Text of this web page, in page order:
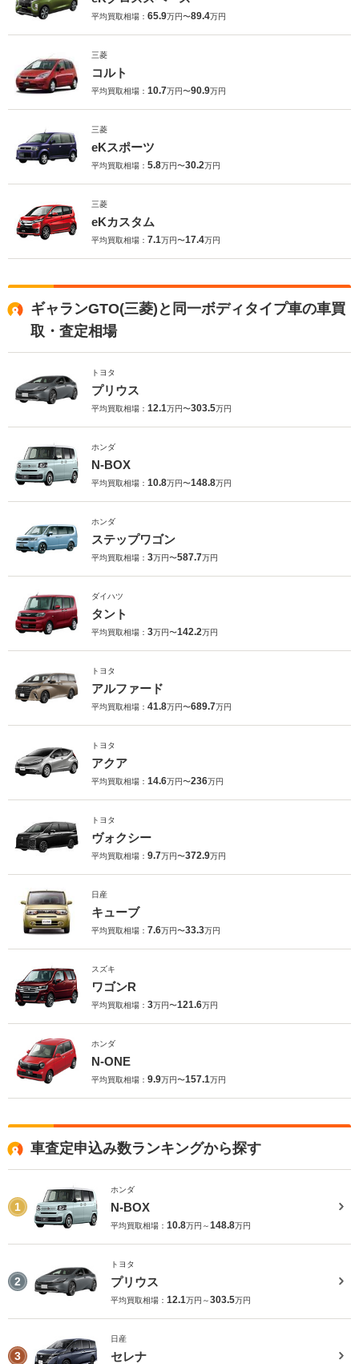
平均買取相場： 65.9万円〜89.4万円
三菱
コルト
平均買取相場： 10.7万円〜90.9万円
三菱
eKスポーツ
平均買取相場： 5.8万円〜30.2万円
三菱
eKカスタム
平均買取相場： 7.1万円〜17.4万円
ギャランGTO(三菱)と同一ボディタイプ車の車買
取・査定相場
トヨタ
プリウス
平均買取相場： 12.1万円〜303.5万円
ホンダ
N-BOX
平均買取相場： 10.8万円〜148.8万円
ホンダ
ステップワゴン
平均買取相場： 3万円〜587.7万円
ダイハツ
タント
平均買取相場： 3万円〜142.2万円
トヨタ
アルファード
平均買取相場： 41.8万円〜689.7万円
トヨタ
アクア
平均買取相場： 14.6万円〜236万円
トヨタ
ヴォクシー
平均買取相場： 9.7万円〜372.9万円
日産
キューブ
平均買取相場： 7.6万円〜33.3万円
スズキ
ワゴンR
平均買取相場： 3万円〜121.6万円
ホンダ
N-ONE
平均買取相場： 9.9万円〜157.1万円
車査定申込み数ランキングから探す
1
ホンダ
N-BOX
平均買取相場： 10.8万円～148.8万円
2
トヨタ
プリウス
平均買取相場： 12.1万円～303.5万円
3
日産
セレナ